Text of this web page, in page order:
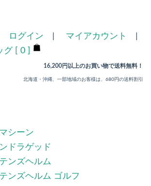
ログイン マイアカウント
[ 0 ]
16,200円以上のお買い物で送料無料！
北海道・沖縄、一部地域のお客様は、680円の送料割引
シーン
ドラゲッド
ンズヘルム
ンズヘルム ゴルフ